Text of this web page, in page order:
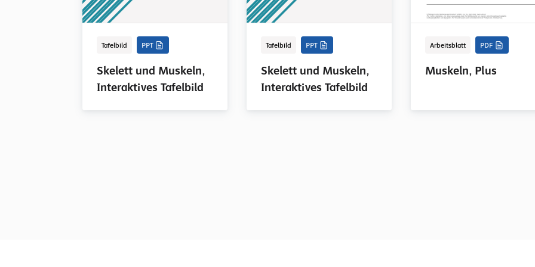
Tafelbild PPT
Skelett und Muskeln,
Interaktives Tafelbild
Tafelbild PPT
Skelett und Muskeln,
Interaktives Tafelbild
Arbeitsblatt PDF
Muskeln, Plus